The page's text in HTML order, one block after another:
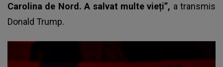
Carolina de Nord. A salvat multe vieți”, a transmis
Donald Trump.